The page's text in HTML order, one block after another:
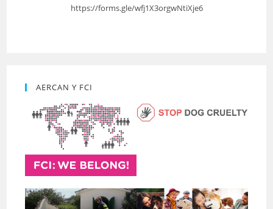
https://forms.gle/wfj1X3orgwNtiXje6
AERCAN Y FCI